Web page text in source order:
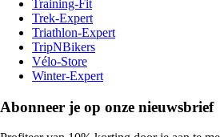
Training-Fit
Trek-Expert
Triathlon-Expert
TripNBikers
Vélo-Store
Winter-Expert
Abonneer je op onze nieuwsbrief